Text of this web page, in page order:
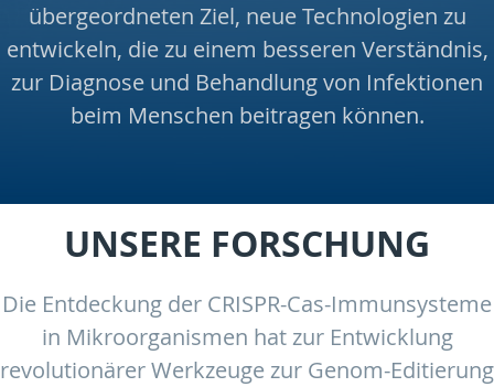
übergeordneten Ziel, neue Technologien zu
entwickeln, die zu einem besseren Verständnis,
zur Diagnose und Behandlung von Infektionen
beim Menschen beitragen können.
UNSERE FORSCHUNG
Die Entdeckung der CRISPR-Cas-Immunsysteme
in Mikroorganismen hat zur Entwicklung
revolutionärer Werkzeuge zur Genom-Editierung